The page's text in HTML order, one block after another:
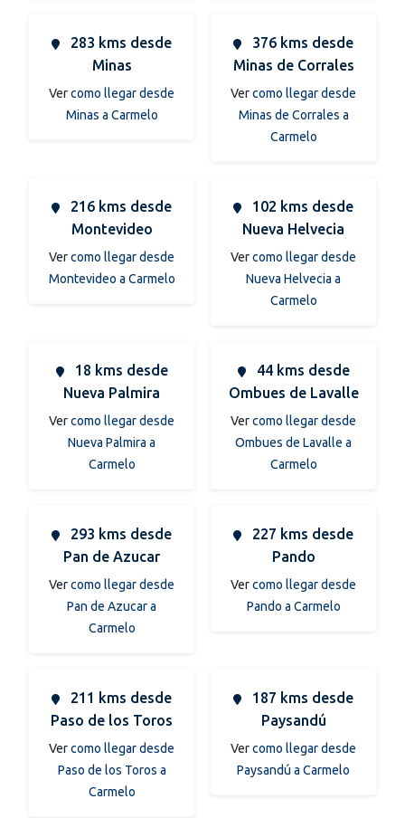
283 kms desde
Minas
Vercomo llegar desde
Minas a Carmelo
376 kms desde
Minas de Corrales
Vercomo llegar desde
Minas de Corrales a
Carmelo
216 kms desde
Montevideo
Vercomo llegar desde
Montevideo a Carmelo
102 kms desde
Nueva Helvecia
Vercomo llegar desde
Nueva Helvecia a
Carmelo
18 kms desde
Nueva Palmira
Vercomo llegar desde
Nueva Palmira a
Carmelo
44 kms desde
Ombues de Lavalle
Vercomo llegar desde
Ombues de Lavalle a
Carmelo
293 kms desde
Pan de Azucar
Vercomo llegar desde
Pan de Azucar a
Carmelo
227 kms desde
Pando
Vercomo llegar desde
Pando a Carmelo
211 kms desde
Paso de los Toros
Vercomo llegar desde
Paso de los Toros a
Carmelo
187 kms desde
Paysandú
Vercomo llegar desde
Paysandú a Carmelo